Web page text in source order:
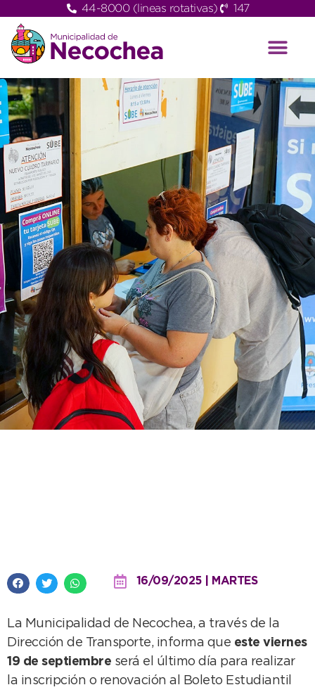
44-8000 (lineas rotativas) 147
16/09/2025 | MARTES
La Municipalidad de Necochea, a través de la
Dirección de Transporte, informa que este viernes
19 de septiembre será el último día para realizar
la inscripción o renovación al Boleto Estudiantil